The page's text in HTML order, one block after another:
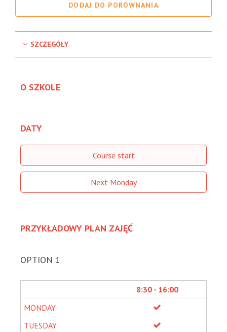
DODAJ DO PORÓWNANIA
SZCZEGÓŁY
O SZKOLE
DATY
Course start
Next Monday
PRZYKŁADOWY PLAN ZAJĘĆ
OPTION 1
8:30 - 16:00